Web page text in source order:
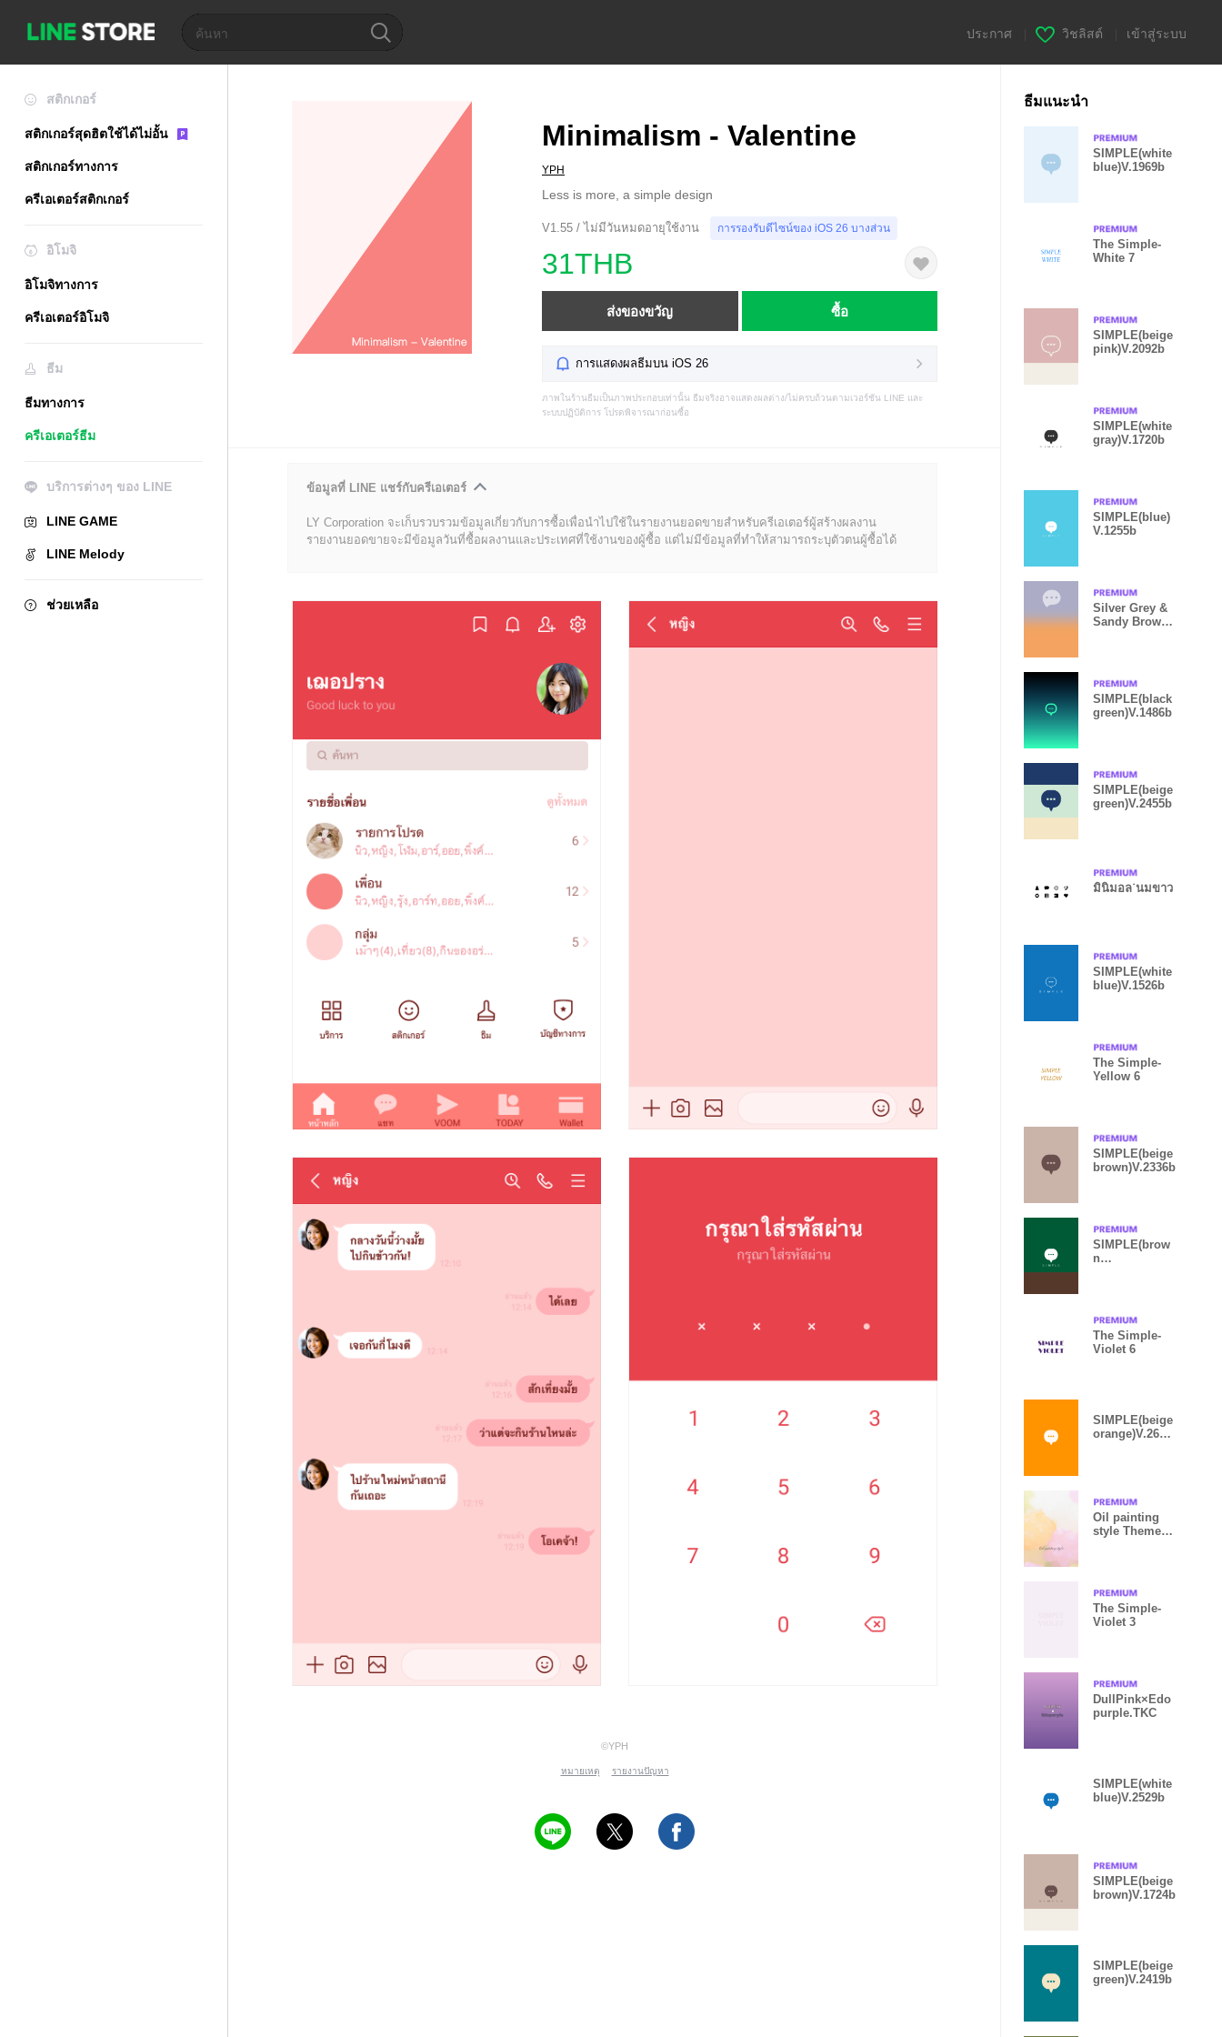
ประกาศ วิชลิสต์ เข้าสู่ระบบ
สติกเกอร์
สติกเกอร์สุดฮิตใช้ได้ไม่อั้น
สติกเกอร์ทางการ
ครีเอเตอร์สติกเกอร์
อิโมจิ
อิโมจิทางการ
ครีเอเตอร์อิโมจิ
ธีม
ธีมทางการ
ครีเอเตอร์ธีม
บริการต่างๆ ของ LINE
LINE GAME
LINE Melody
ช่วยเหลือ
Minimalism - Valentine
YPH
Less is more, a simple design
V1.55 / ไม่มีวันหมดอายุใช้งาน การรองรับดีไซน์ของ iOS 26 บางส่วน
31THB
ส่งของขวัญ ซื้อ
การแสดงผลธีมบน iOS 26
ภาพในร้านธีมเป็นภาพประกอบเท่านั้น ธีมจริงอาจแสดงผลต่าง/ไม่ครบถ้วนตามเวอร์ชัน LINE และ
ระบบปฏิบัติการ โปรดพิจารณาก่อนซื้อ
ข้อมูลที่ LINE แชร์กับครีเอเตอร์
LY Corporation จะเก็บรวบรวมข้อมูลเกี่ยวกับการซื้อเพื่อนำไปใช้ในรายงานยอดขายสำหรับครีเอเตอร์ผู้สร้างผลงาน
รายงานยอดขายจะมีข้อมูลวันที่ซื้อผลงานและประเทศที่ใช้งานของผู้ซื้อ แต่ไม่มีข้อมูลที่ทำให้สามารถระบุตัวตนผู้ซื้อได้
©YPH
หมายเหตุ รายงานปัญหา
ธีมแนะนำ
SIMPLE(white
blue)V.1969b
The Simple-
White 7
SIMPLE(beige
pink)V.2092b
SIMPLE(white
gray)V.1720b
SIMPLE(blue)
V.1255b
Silver Grey &
Sandy Brown
SIMPLE(black
green)V.1486b
SIMPLE(beige
green)V.2455b
มินิมอล˙นมขาว
SIMPLE(white
blue)V.1526b
The Simple-
Yellow 6
SIMPLE(beige
brown)V.2336b
SIMPLE(brow
n
The Simple-
Violet 6
SIMPLE(beige
orange)V.2663
Oil painting
style Theme
The Simple-
Violet 3
DullPink×Edo
purple.TKC
SIMPLE(white
blue)V.2529b
SIMPLE(beige
brown)V.1724b
SIMPLE(beige
green)V.2419b